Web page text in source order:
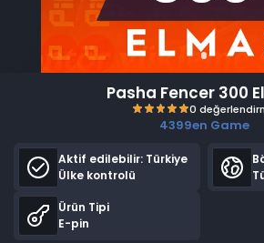
Pasha Fencer 300
4399en Game
Aktif edilebilir:Türkiye
Ülke kontrolü
Ürün Tipi
E-pin